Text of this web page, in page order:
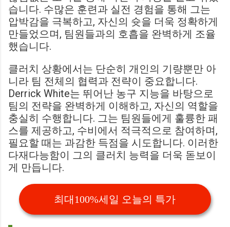
습니다. 수많은 훈련과 실전 경험을 통해 그는
압박감을 극복하고, 자신의 슛을 더욱 정확하게
만들었으며, 팀원들과의 호흡을 완벽하게 조율
했습니다.
클러치 상황에서는 단순히 개인의 기량뿐만 아
니라 팀 전체의 협력과 전략이 중요합니다.
Derrick White는 뛰어난 농구 지능을 바탕으로
팀의 전략을 완벽하게 이해하고, 자신의 역할을
충실히 수행합니다. 그는 팀원들에게 훌륭한 패
스를 제공하고, 수비에서 적극적으로 참여하며,
필요할 때는 과감한 득점을 시도합니다. 이러한
다재다능함이 그의 클러치 능력을 더욱 돋보이
게 만듭니다.
최대100%세일 오늘의 특가